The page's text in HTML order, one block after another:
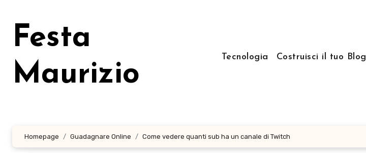
contenuto
Festa
Maurizio
Tecnologia Costruisci il tuo Blog
Homepage Guadagnare Online Come vedere quanti sub ha un canale di Twitch